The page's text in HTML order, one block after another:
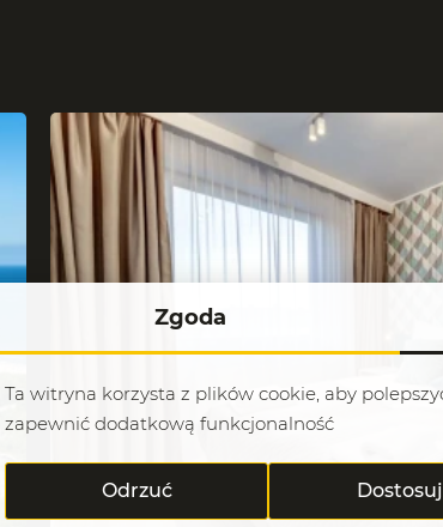
Zgoda
Ta witryna korzysta z plików cookie, aby
zapewnić dodatkową funkcjonalność
Odrzuć Dostosuj